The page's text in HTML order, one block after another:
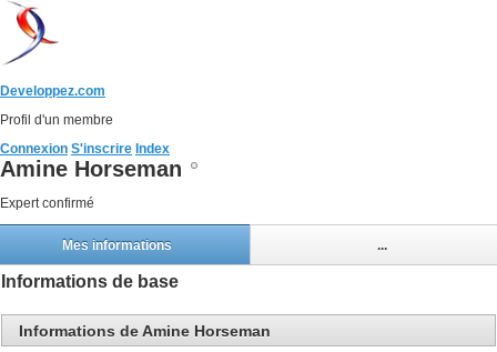
Developpez.com
Profil d'un membre
Connexion S'inscrire Index
Amine Horseman
Expert confirmé
Mes informations ...
Informations de base
Informations de Amine Horseman